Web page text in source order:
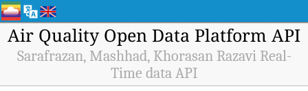
Air Quality Open Data Platform API
Sarafrazan, Mashhad, Khorasan Razavi Real-
Time data API